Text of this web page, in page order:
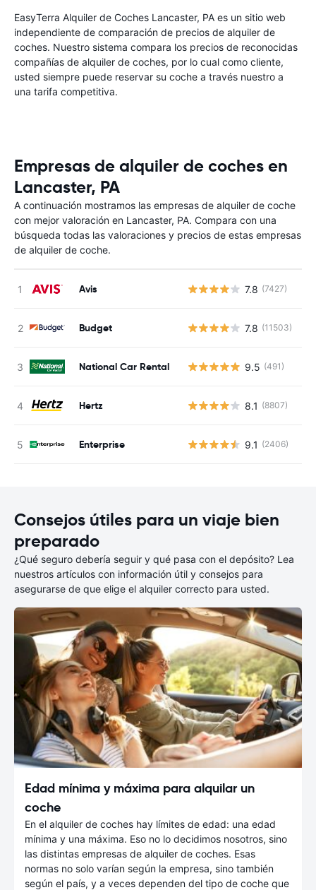
EasyTerra Alquiler de Coches Lancaster, PA es un sitio web
independiente de comparación de precios de alquiler de
coches. Nuestro sistema compara los precios de reconocidas
compañías de alquiler de coches, por lo cual como cliente,
usted siempre puede reservar su coche a través nuestro a
una tarifa competitiva.
Empresas de alquiler de coches en
Lancaster, PA
A continuación mostramos las empresas de alquiler de coche
con mejor valoración en Lancaster, PA. Compara con una
búsqueda todas las valoraciones y precios de estas empresas
de alquiler de coche.
Avis 7.8 (7427)
Budget 7.8 (11503)
National Car Rental 9.5 (491)
Hertz 8.1 (8807)
Enterprise 9.1 (2406)
Consejos útiles para un viaje bien
preparado
¿Qué seguro debería seguir y qué pasa con el depósito? Lea
nuestros artículos con información útil y consejos para
asegurarse de que elige el alquiler correcto para usted.
Edad mínima y máxima para alquilar un
coche
En el alquiler de coches hay límites de edad: una edad
mínima y una máxima. Eso no lo decidimos nosotros, sino
las distintas empresas de alquiler de coches. Esas
normas no solo varían según la empresa, sino también
según el país, y a veces dependen del tipo de coche que